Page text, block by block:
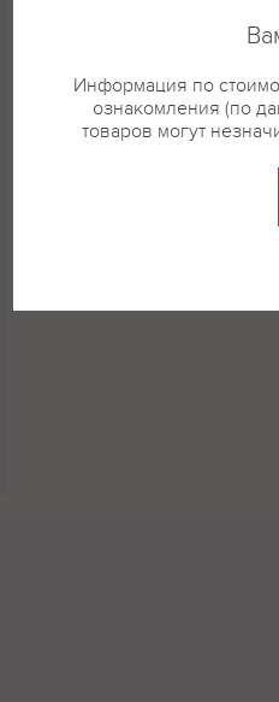
Информация по
ознакомления (по
товаров могут